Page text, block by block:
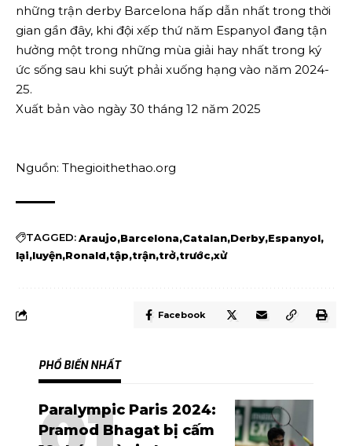
những trận derby Barcelona hấp dẫn nhất trong thời
gian gần đây, khi đội xếp thứ năm Espanyol đang tận
hưởng một trong những mùa giải hay nhất trong ký
ức sống sau khi suýt phải xuống hạng vào năm 2024-
25.
Xuất bản vào ngày 30 tháng 12 năm 2025
Nguồn: Thegioithethao.org
TAGGED:Araujo Barcelona Catalan Derby Espanyol
lại luyện Ronald tập trận trở trước xử
Facebook
PHỔ BIẾN NHẤT
Paralympic Paris 2024:
Pramod Bhagat bị cấm